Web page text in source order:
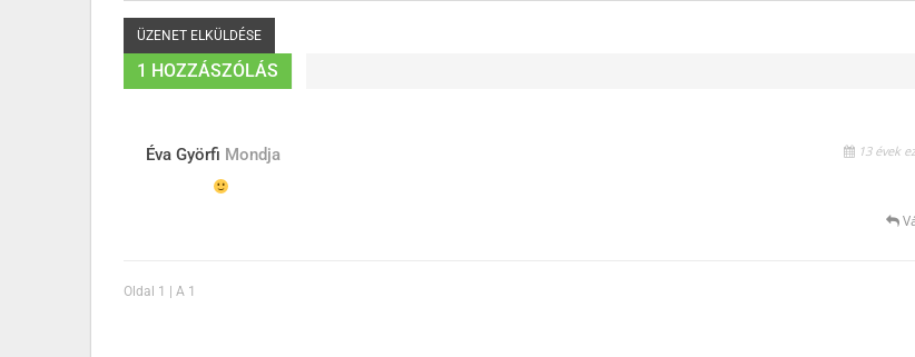
1 HOZZÁSZÓLÁS
Éva Györfi Mondja 13 évek
Oldal 1 | A 1